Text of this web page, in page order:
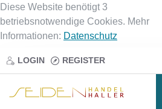
Diese Website benötigt 3
betriebsnotwendige Cookies. Mehr
Informationen: Datenschutz
LOGIN REGISTER